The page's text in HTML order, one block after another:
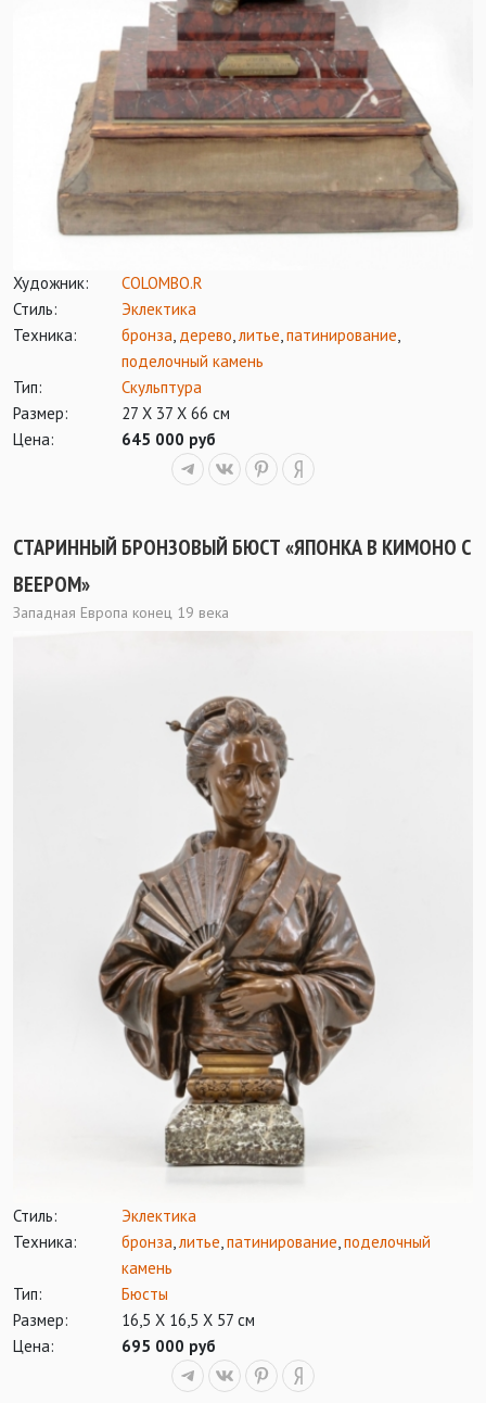
Художник:
COLOMBO.R
Стиль:
Эклектика
Техника:
бронза, дерево,литье,патинирование,
поделочный камень
Тип:
Скульптура
Размер:
27 Х 37 Х 66 см
Цена:
645 000 руб
СТАРИННЫЙ БРОНЗОВЫЙ БЮСТ «ЯПОНКА В КИМОНО С
ВЕЕРОМ»
Западная Европа конец 19 века
Стиль:
Эклектика
Техника:
бронза литье патинирование поделочный
камень
Тип:
Бюсты
Размер:
16,5 Х 16,5 Х 57 см
Цена:
695 000 руб